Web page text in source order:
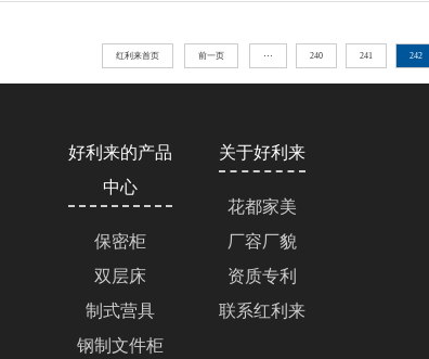
红利来首页 前一页 ··· 240 241 242
好利来的产品
中心
保密柜
双层床
制式营具
钢制文件柜
关于好利来
花都家美
厂容厂貌
资质专利
联系红利来